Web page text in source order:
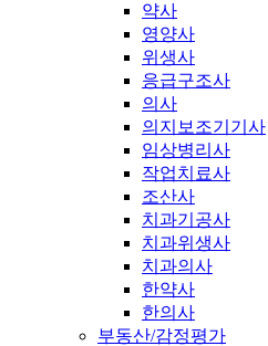
약사
영양사
위생사
응급구조사
의사
의지보조기기사
임상병리사
작업치료사
조산사
치과기공사
치과위생사
치과의사
한약사
한의사
부동산/감정평가